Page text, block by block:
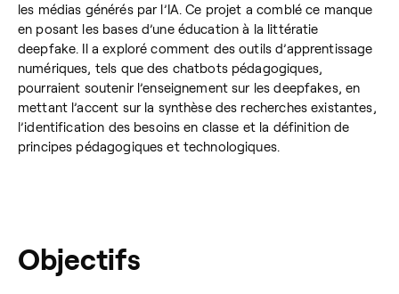
les médias générés par l’IA. Ce projet a comblé ce manque
en posant les bases d’une éducation à la littératie
deepfake. Il a exploré comment des outils d’apprentissage
numériques, tels que des chatbots pédagogiques,
pourraient soutenir l’enseignement sur les deepfakes, en
mettant l’accent sur la synthèse des recherches existantes,
l’identification des besoins en classe et la définition de
principes pédagogiques et technologiques.
Objectifs